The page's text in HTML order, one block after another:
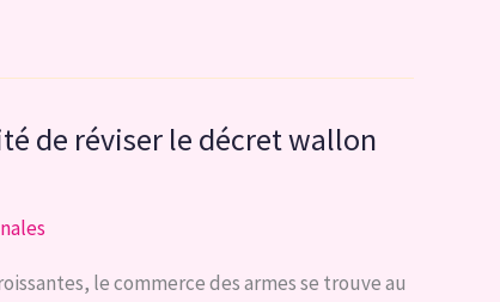
de réviser le décret wallon
le commerce des armes se trouve au